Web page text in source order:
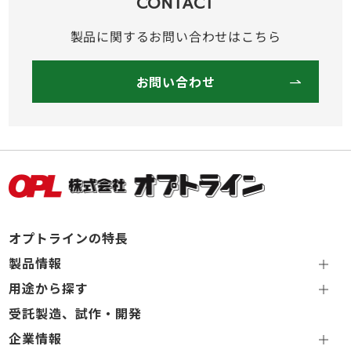
製品に関するお問い合わせはこちら
お問い合わせ
オプトラインの特長
製品情報
用途から探す
受託製造、試作・開発
企業情報